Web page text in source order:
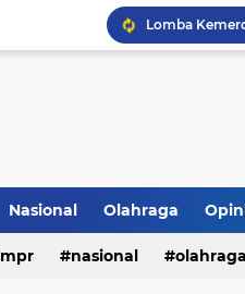
Lomba
Prestasi
Pemerataan
Ketua Umum
Nasional Olahraga
mpr nasional olahraga